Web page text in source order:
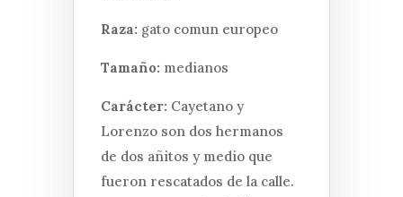
Raza: gato comun europeo
Tamaño: medianos
Carácter: Cayetano y
Lorenzo son dos hermanos
de dos añitos y medio que
fueron rescatados de la calle.